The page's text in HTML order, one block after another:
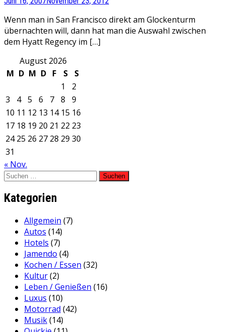
Wenn man in San Francisco direkt am Glockenturm
übernachten will, dann hat man die Auswahl zwischen
dem Hyatt Regency im […]
August 2026
M D M D F S
S
1
2
3
4 5 6 7 8
9
10 11 12 13 14 15 16
17 18 19 20 21 22 23
24 25 26 27 28 29 30
31
« Nov.
Suchen
Kategorien
Allgemein (7)
Autos (14)
Hotels (7)
Jamendo (4)
Kochen / Essen (32)
Kultur(2)
Leben / Genießen (16)
Luxus (10)
Motorrad (42)
Musik(14)